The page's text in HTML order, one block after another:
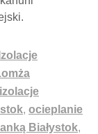
izolacje
, ocieplanie
Białystok,